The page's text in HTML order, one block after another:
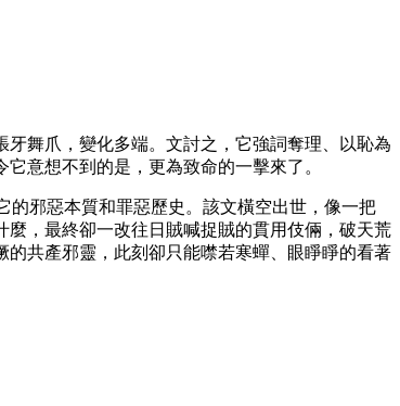
舞爪，變化多端。文討之，它強詞奪理、以恥為
意想不到的是，更為致命的一擊來了。
的邪惡本質和罪惡歷史。該文橫空出世，像一把
，最終卻一改往日賊喊捉賊的貫用伎倆，破天荒
共產邪靈，此刻卻只能噤若寒蟬、眼睜睜的看著